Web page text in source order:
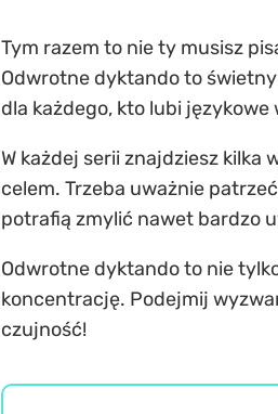
Tym razem to nie ty musisz
Odwrotne dyktando to
dla każdego, kto lubi językowe
W każdej serii znajdziesz kilka
celem. Trzeba uważnie
potrafią zmylić nawet bardzo
Odwrotne dyktando to nie
koncentrację. Podejmij
czujność!